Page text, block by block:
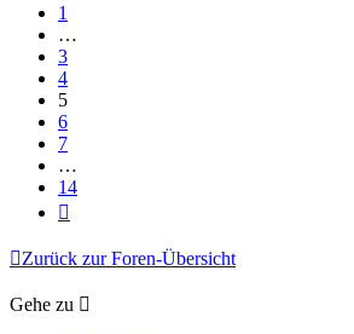
1
…
3
4
5
6
7
…
14
Zurück zur Foren-Übersicht
Gehe zu